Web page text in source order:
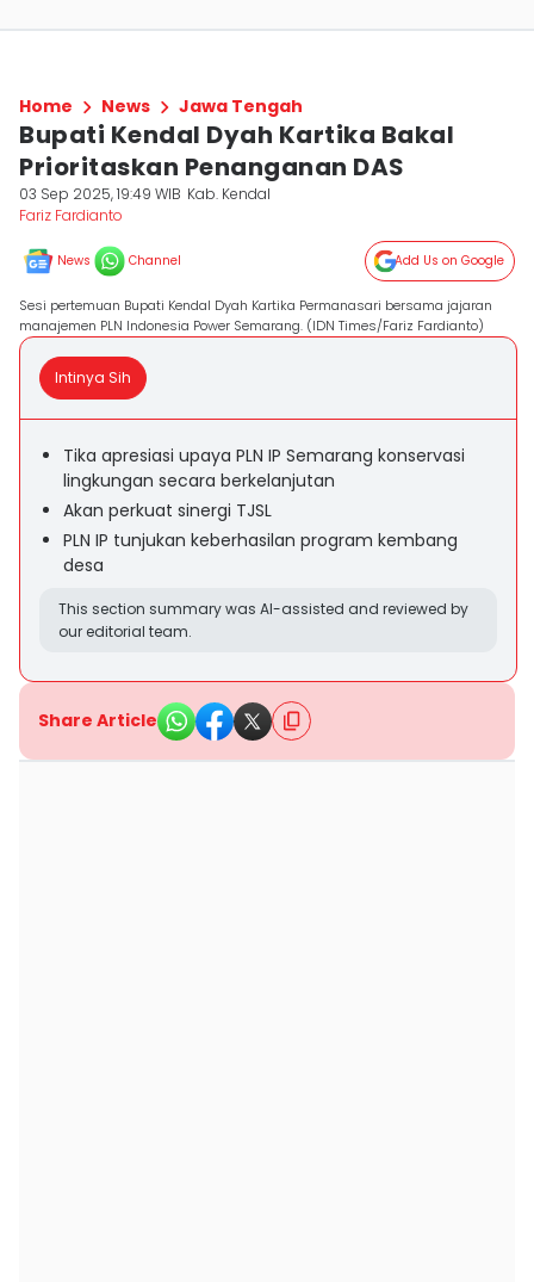
Home News Jawa Tengah
Bupati Kendal Dyah Kartika Bakal
Prioritaskan Penanganan DAS
03 Sep 2025, 19:49 WIB Kab. Kendal
Fariz Fardianto
News Channel Add Us on Google
Sesi pertemuan Bupati Kendal Dyah Kartika Permanasari bersama jajaran
manajemen PLN Indonesia Power Semarang. (IDN Times/Fariz Fardianto)
Intinya Sih
Tika apresiasi upaya PLN IP Semarang konservasi
lingkungan secara berkelanjutan
Akan perkuat sinergi TJSL
PLN IP tunjukan keberhasilan program kembang
desa
This section summary was AI-assisted and reviewed by
our editorial team.
Share Article